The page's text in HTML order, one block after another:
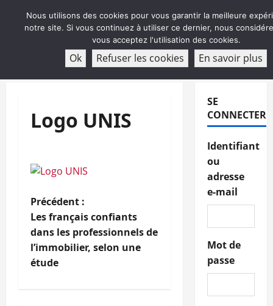
ABONNEMENT
Logo UNIS
N
a
v
Précédent :
Les français confiants
dans les professionnels de
l’immobilier, selon une
étude
SE
CONNECTER
Identifiant
ou
adresse
e-mail
Mot de
passe
Nous utilisons des cookies pour vous garantir la meilleure
notre site. Si vous continuez à utiliser ce dernier, nous
vous acceptez l'utilisation des cookies.
Ok Refuser les cookies En savoir plus